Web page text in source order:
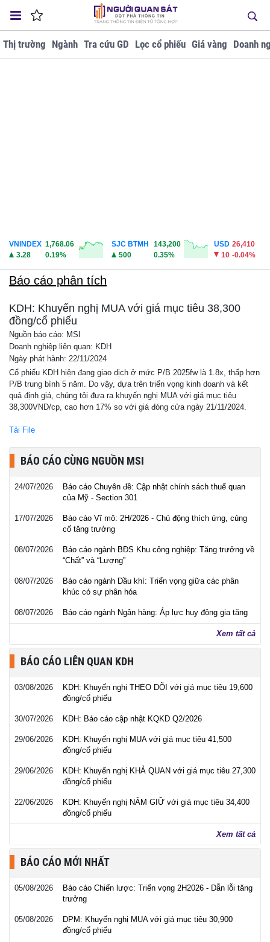
Thị trường Ngành Tra cứu GD Lọc cổ phiếu Giá vàng Doanh
VNINDEX 1,768.06
3.28
0.19%
SJC BTMH
143,200
500
0.35%
USD 26,410
10 -0.04%
Báo cáo phân tích
KDH: Khuyến nghị MUA với giá mục tiêu 38,300
đồng/cổ phiếu
Nguồn báo cáo: MSI
Doanh nghiệp liên quan: KDH
Ngày phát hành: 22/11/2024
Cổ phiếu KDH hiện đang giao dịch ở mức P/B 2025fw là 1.8x, thấp hơn
P/B trung bình 5 năm. Do vậy, dựa trên triển vọng kinh doanh và kết
quả định giá, chúng tôi đưa ra khuyến nghị MUA với giá mục tiêu
38,300VND/cp, cao hơn 17% so với giá đóng cửa ngày 21/11/2024.
Tải File
BÁO CÁO CÙNG NGUỒN MSI
24/07/2026
Báo cáo Chuyên đề: Cập nhật chính sách thuế quan
của Mỹ - Section 301
17/07/2026
Báo cáo Vĩ mô: 2H/2026 - Chủ động thích ứng, củng
cố tăng trưởng
08/07/2026
Báo cáo ngành BĐS Khu công nghiệp: Tăng trưởng về
“Chất” và “Lượng”
08/07/2026
Báo cáo ngành Dầu khí: Triển vọng giữa các phân
khúc có sự phân hóa
08/07/2026 Báo cáo ngành Ngân hàng: Áp lực huy động gia tăng
Xem tất cả
BÁO CÁO LIÊN QUAN KDH
03/08/2026
KDH: Khuyến nghị THEO DÕI với giá mục tiêu 19,600
đồng/cổ phiếu
30/07/2026 KDH: Báo cáo cập nhật KQKD Q2/2026
29/06/2026
KDH: Khuyến nghị MUA với giá mục tiêu 41,500
đồng/cổ phiếu
29/06/2026
KDH: Khuyến nghị KHẢ QUAN với giá mục tiêu 27,300
đồng/cổ phiếu
22/06/2026
KDH: Khuyến nghị NẮM GIỮ với giá mục tiêu 34,400
đồng/cổ phiếu
Xem tất cả
BÁO CÁO MỚI NHẤT
05/08/2026
Báo cáo Chiến lược: Triển vọng 2H2026 - Dẫn lỗi tăng
trưởng
05/08/2026
DPM: Khuyến nghị MUA với giá mục tiêu 30,900
đồng/cổ phiếu